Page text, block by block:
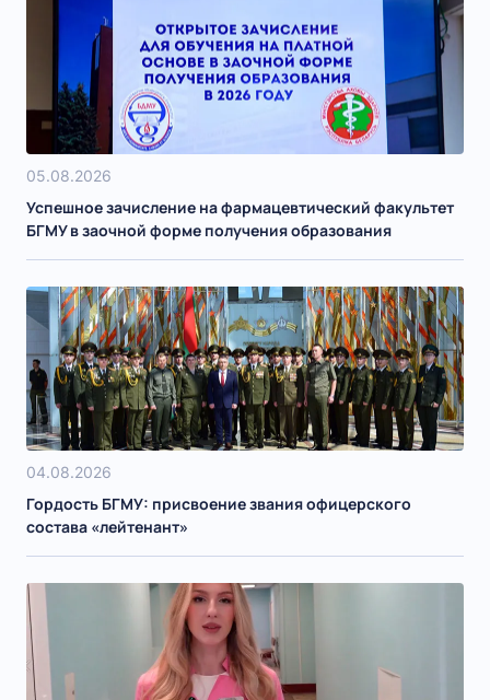
05.08.2026
Успешное зачисление на фармацевтический факультет
БГМУ в заочной форме получения образования
04.08.2026
Гордость БГМУ: присвоение звания офицерского
состава «лейтенант»